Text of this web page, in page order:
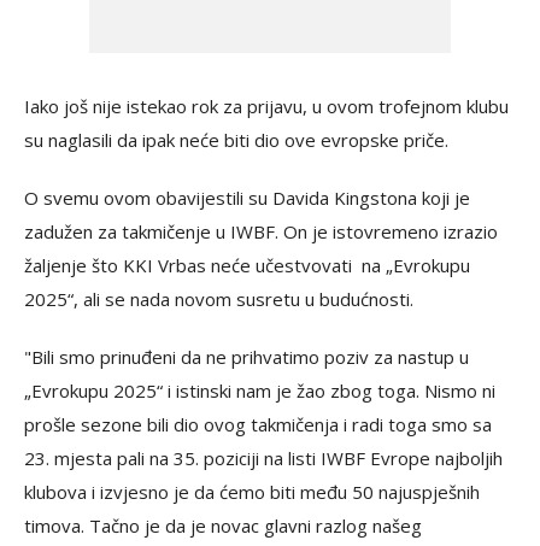
Iako još nije istekao rok za prijavu, u ovom trofejnom klubu
su naglasili da ipak neće biti dio ove evropske priče.
O svemu ovom obavijestili su Davida Kingstona koji je
zadužen za takmičenje u IWBF. On je istovremeno izrazio
žaljenje što KKI Vrbas neće učestvovati na „Evrokupu
2025“, ali se nada novom susretu u budućnosti.
"Bili smo prinuđeni da ne prihvatimo poziv za nastup u
„Evrokupu 2025“ i istinski nam je žao zbog toga. Nismo ni
prošle sezone bili dio ovog takmičenja i radi toga smo sa
23. mjesta pali na 35. poziciji na listi IWBF Evrope najboljih
klubova i izvjesno je da ćemo biti među 50 najuspješnih
timova. Tačno je da je novac glavni razlog našeg